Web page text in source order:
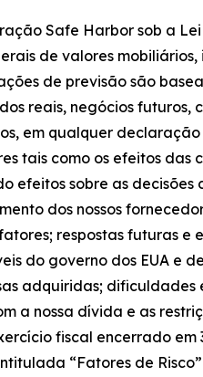
Safe Harbor sob a
de valores
de previsão são
reais, negócios futuros,
em qualquer
tais como os efeitos das
efeitos sobre as
dos nossos
respostas futuras e
do governo dos EUA e
adquiridas;
a nossa dívida e as
fiscal encerrado em
“Fatores de